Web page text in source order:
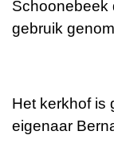
Schoonebeek
gebruik
Het kerkhof is
eigenaar